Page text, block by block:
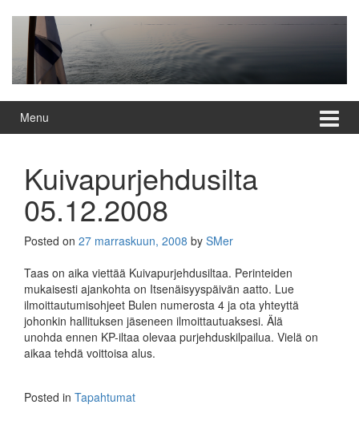
content
menu
Menu
Kuivapurjehdusilta
05.12.2008
Posted on 27 marraskuun, 2008 by SMer
Taas on aika viettää Kuivapurjehdusiltaa. Perinteiden
mukaisesti ajankohta on Itsenäisyyspäivän aatto. Lue
ilmoittautumisohjeet Bulen numerosta 4 ja ota yhteyttä
johonkin hallituksen jäseneen ilmoittautuaksesi. Älä
unohda ennen KP-iltaa olevaa purjehduskilpailua. Vielä on
aikaa tehdä voittoisa alus.
Posted in Tapahtumat